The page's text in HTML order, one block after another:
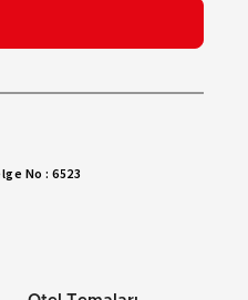
No : 6523